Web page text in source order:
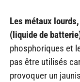
Les métaux
(liquide de
phosphoriques et
pas être utilisés
provoquer un